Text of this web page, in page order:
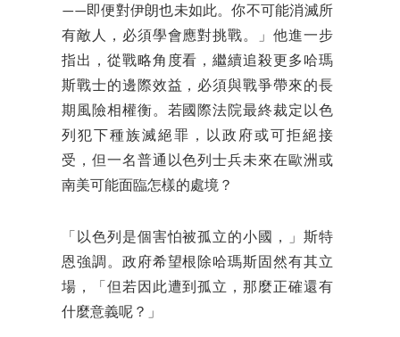
——即便對伊朗也未如此。你不可能消滅所
有敵人，必須學會應對挑戰。」他進一步
指出，從戰略角度看，繼續追殺更多哈瑪
斯戰士的邊際效益，必須與戰爭帶來的長
期風險相權衡。若國際法院最終裁定以色
列犯下種族滅絕罪，以政府或可拒絕接
受，但一名普通以色列士兵未來在歐洲或
南美可能面臨怎樣的處境？
「以色列是個害怕被孤立的小國，」斯特
恩強調。政府希望根除哈瑪斯固然有其立
場，「但若因此遭到孤立，那麼正確還有
什麼意義呢？」